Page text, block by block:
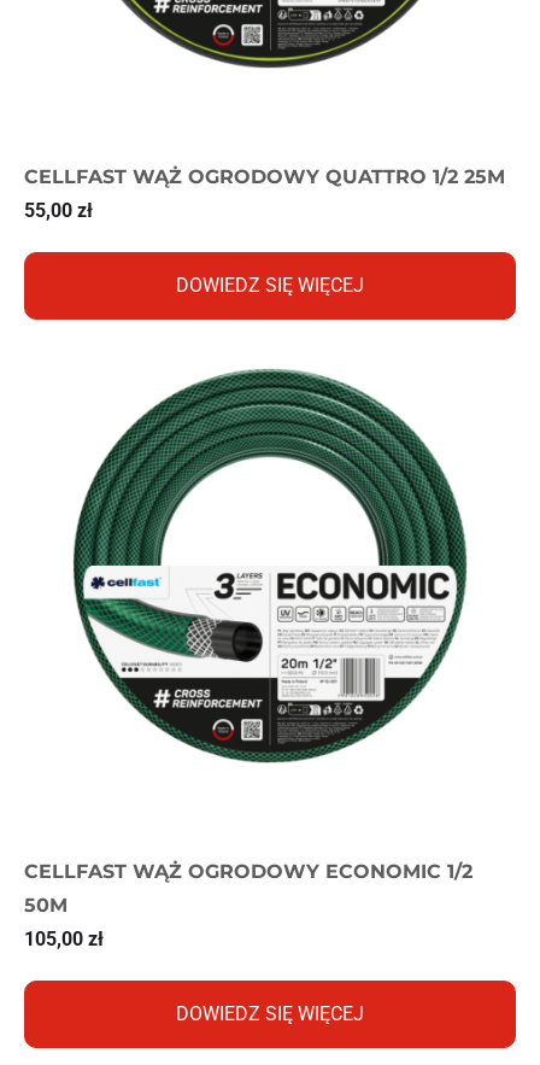
CELLFAST WĄŻ OGRODOWY QUATTRO 1/2 25M
55,00 zł
DOWIEDZ SIĘ WIĘCEJ
CELLFAST WĄŻ OGRODOWY ECONOMIC 1/2
50M
105,00 zł
DOWIEDZ SIĘ WIĘCEJ